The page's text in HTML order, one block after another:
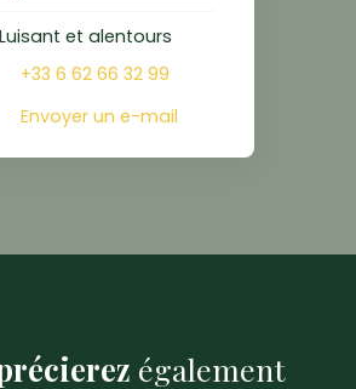
Luisant et alentours
+33 6 62 66 32 99
Envoyer un e-mail
également